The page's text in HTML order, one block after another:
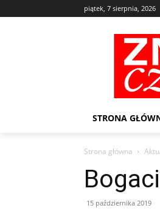
piątek, 7 sierpnia, 2026
STRONA
Strona główna
15 października 2019